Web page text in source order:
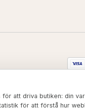
d.o.o.
att driva butiken: din
för att förstå hur